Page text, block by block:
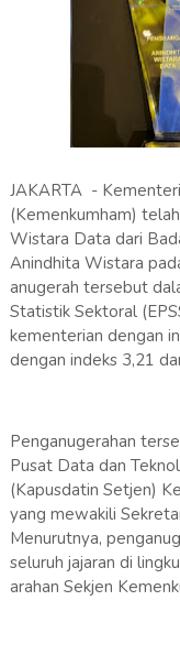
JAKARTA -
(Kemenkumham)
Wistara Data dari
Anindhita Wistara
anugerah tersebut
Statistik Sektoral
kementerian dengan
dengan indeks 3,21
Penganugerahan
Pusat Data dan
(Kapusdatin Setjen)
yang mewakili
Menurutnya,
seluruh jajaran di
arahan Sekjen